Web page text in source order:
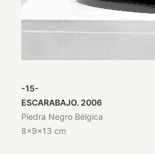
-15-
ESCARABAJO. 2006
Piedra Negro Bélgica
8x9x13 cm